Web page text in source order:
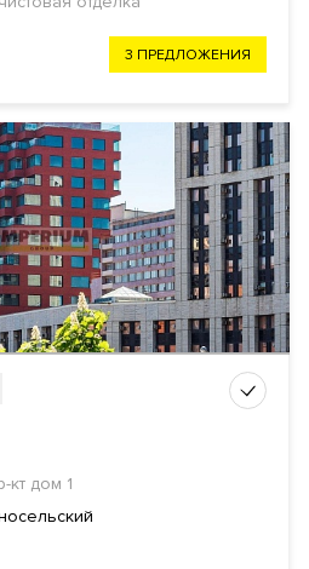
3 ПРЕДЛОЖЕНИЯ
кт дом 1